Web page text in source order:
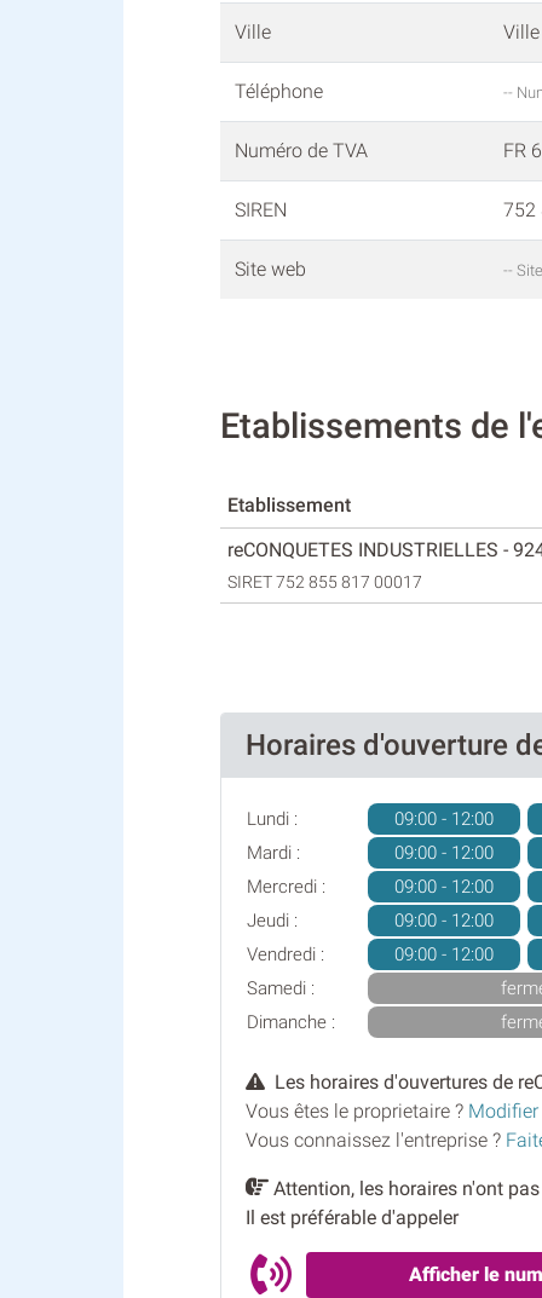
Ville
Téléphone --
Numéro de TVA FR
SIREN 752
Site web --
Etablissements de
Etablissement
reCONQUETES INDUSTRIELLES -
SIRET 752 855 817 00017
Horaires d'ouverture
Lundi :
09:00 - 12:00
Mardi :
09:00 - 12:00
Mercredi :
09:00 - 12:00
Jeudi :
09:00 - 12:00
Vendredi :
09:00 - 12:00
Samedi :
Dimanche :
Les horaires d'ouvertures de
Vous êtes le proprietaire ?
Vous connaissez l'entreprise ?
Attention, les horaires n'ont
Il est préférable d'appeler
Afficher le